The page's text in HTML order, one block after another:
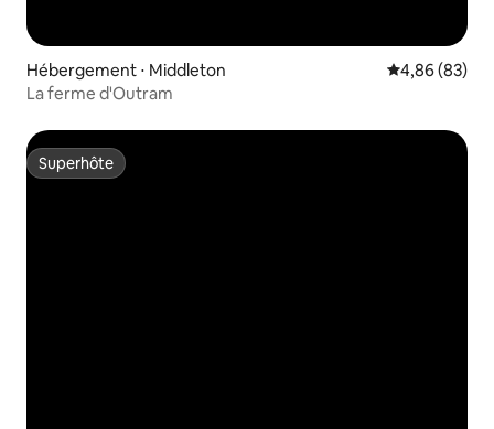
Hébergement ⋅ Middleton Évaluation
4,86 (83)
La ferme d'Outram
Superhôte
Superhôte